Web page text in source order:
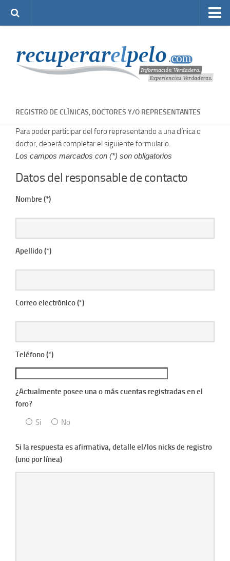
Foro de Alopecia
Principal
Crear una cuenta
Registro de doctores y clínicas
Tratamientos para la Caída del Cabello
Fotos de antes y después de los tratamientos
Sobre Recuperarelpelo.com
REGISTRO DE CLÍNICAS, DOCTORES Y/O REPRESENTANTES
Para poder participar del foro representando a una clínica o
doctor, deberá completar el siguiente formulario.
Los campos marcados con (*) son obligatorios
Datos del responsable de contacto
Nombre (*)
Apellido (*)
Correo electrónico (*)
Teléfono (*)
¿Actualmente posee una o más cuentas registradas en el
foro?
Si
No
Si la respuesta es afirmativa, detalle el/los nicks de registro
(uno por línea)